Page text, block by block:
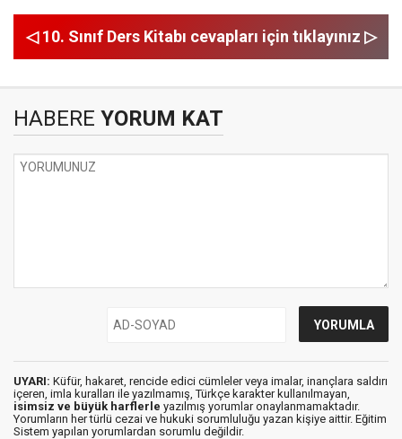
◁ 10. Sınıf Ders Kitabı cevapları için tıklayınız ▷
HABERE YORUM KAT
UYARI: Küfür, hakaret, rencide edici cümleler veya imalar, inançlara saldırı
içeren, imla kuralları ile yazılmamış, Türkçe karakter kullanılmayan,
isimsiz ve büyük harflerle yazılmış yorumlar onaylanmamaktadır.
Yorumların her türlü cezai ve hukuki sorumluluğu yazan kişiye aittir. Eğitim
Sistem yapılan yorumlardan sorumlu değildir.